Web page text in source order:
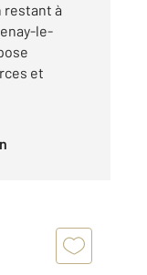
restant à
le-
et